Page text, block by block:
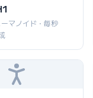
マノイド・毎秒